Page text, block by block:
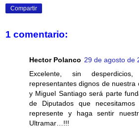
Compartir
1 comentario:
Hector Polanco 29 de agosto de
Excelente, sin
representantes dignos de
y Miguel Santiago será parte
de Diputados que
represente y haga sentir
Ultramar…!!!